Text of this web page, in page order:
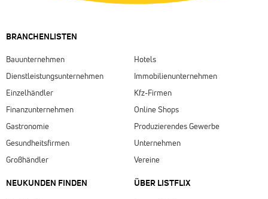
BRANCHENLISTEN
Bauunternehmen
Dienstleistungsunternehmen
Einzelhändler
Finanzunternehmen
Gastronomie
Gesundheitsfirmen
Großhändler
Hotels
Immobilienunternehmen
Kfz-Firmen
Online Shops
Produzierendes Gewerbe
Unternehmen
Vereine
NEUKUNDEN FINDEN ÜBER LISTFLIX​